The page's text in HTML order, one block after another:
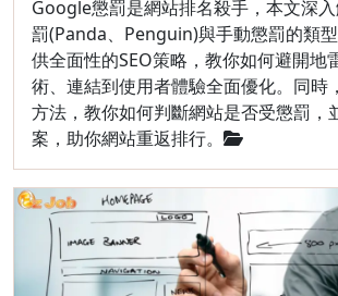
Google懲罰是網站排名殺手，本文深
罰(Panda、Penguin)與手動懲罰的類
供全面性的SEO策略，教你如何避開地
術、連結到使用者體驗全面優化。同時
方法，教你如何判斷網站是否受懲罰，
案，助你網站重返排行。